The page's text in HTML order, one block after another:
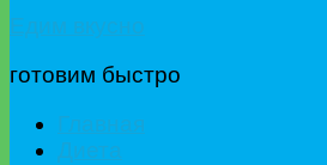
готовим быстро